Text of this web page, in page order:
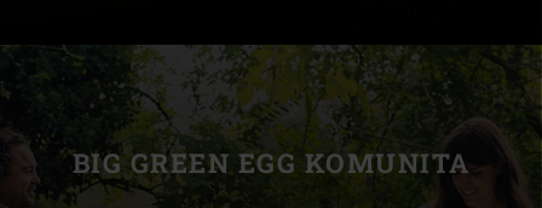
BIG GREEN EGG KOMUNITA